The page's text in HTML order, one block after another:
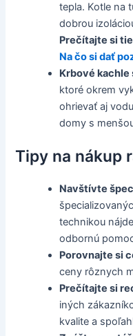
tepla. Kotle na
dobrou
Prečítajte si
Na čo si dať
Krbové kachle
ktoré okrem
ohrievať aj
domy s
Tipy na nákup
Navštívte
technikou
odbornú
Porovnajte si
ceny rôznych
Prečítajte si
iných
kvalite a